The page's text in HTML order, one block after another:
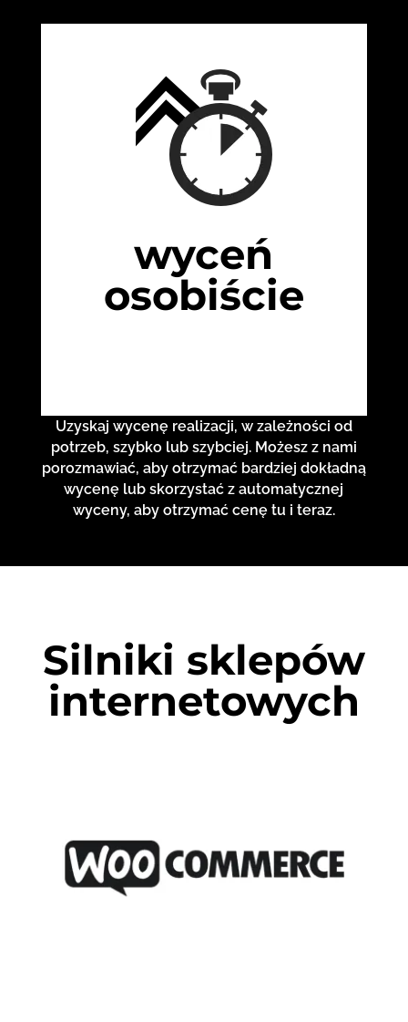
wyceń
osobiście
Uzyskaj wycenę realizacji, w zależności od
potrzeb, szybko lub szybciej. Możesz z nami
porozmawiać, aby otrzymać bardziej dokładną
wycenę lub skorzystać z automatycznej
wyceny, aby otrzymać cenę tu i teraz.
Silniki sklepów
internetowych